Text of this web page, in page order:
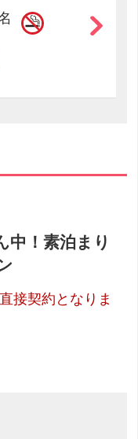
中！素泊まり
接契約となりま